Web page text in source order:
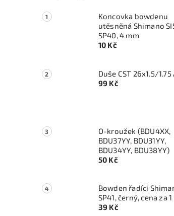
Koncovka bowdenu
utěsněná Shimano
SP40, 4 mm
10 Kč
Duše CST 26x1.5/1.75
99 Kč
O-kroužek (BDU4XX,
BDU37YY, BDU31YY,
BDU34YY, BDU38YY)
50 Kč
Bowden řadící
SP41, černý, cena za 1
39 Kč